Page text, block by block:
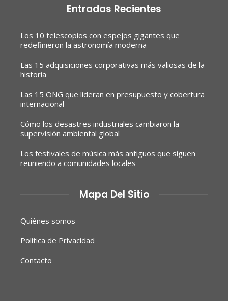
Entradas Recientes
Los 10 telescopios con espejos gigantes que
redefinieron la astronomía moderna
Las 15 adquisiciones corporativas más valiosas de la
historia
Las 15 ONG que lideran en presupuesto y cobertura
internacional
Cómo los desastres industriales cambiaron la
supervisión ambiental global
Los festivales de música más antiguos que siguen
reuniendo a comunidades locales
Mapa Del Sitio
Quiénes somos
Política de Privacidad
Contacto